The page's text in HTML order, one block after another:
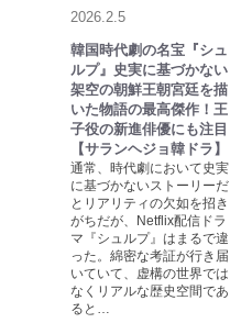
2026.2.5
韓国時代劇の名宝『シュ
ルプ』史実に基づかない
架空の朝鮮王朝宮廷を描
いた物語の最高傑作！王
子役の新進俳優にも注目
【サランヘジョ韓ドラ】
通常、時代劇において史実
に基づかないストーリーだ
とリアリティの欠如を招き
がちだが、Netflix配信ドラ
マ『シュルプ』はまるで違
った。綿密な考証が行き届
いていて、虚構の世界では
なくリアルな歴史空間であ
ると…